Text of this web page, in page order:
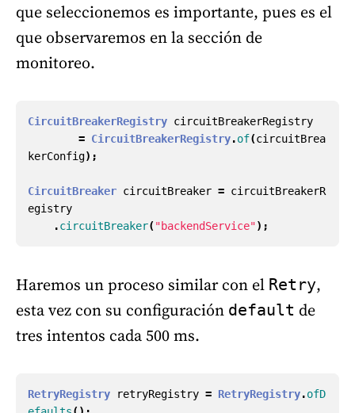
que seleccionemos es importante, pues es el
que observaremos en la sección de
monitoreo.
CircuitBreakerRegistry circuitBreakerRegistry
= CircuitBreakerRegistry.of(circuitBrea
kerConfig);
CircuitBreaker circuitBreaker = circuitBreakerR
egistry
.circuitBreaker( "backendService");
Haremos un proceso similar con el Retry,
esta vez con su configuración default de
tres intentos cada 500 ms.
RetryRegistry retryRegistry = RetryRegistry.ofD